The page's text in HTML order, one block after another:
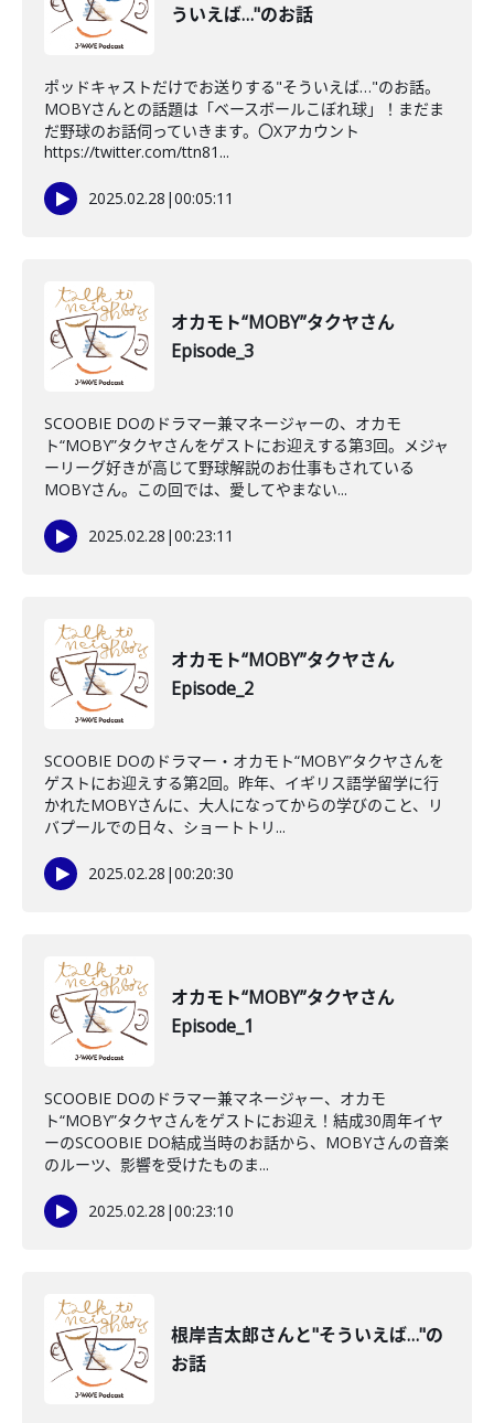
ういえば…"のお話
ポッドキャストだけでお送りする"そういえば…"のお話。
MOBYさんとの話題は「ベースボールこぼれ球」！まだま
だ野球のお話伺っていきます。〇Xアカウント
https://twitter.com/ttn81...
2025.02.28 |00:05:11
オカモト“MOBY”タクヤさん
Episode_3
SCOOBIE DOのドラマー兼マネージャーの、オカモ
ト“MOBY”タクヤさんをゲストにお迎えする第3回。メジャ
ーリーグ好きが高じて野球解説のお仕事もされている
MOBYさん。この回では、愛してやまない...
2025.02.28 |00:23:11
オカモト“MOBY”タクヤさん
Episode_2
SCOOBIE DOのドラマー・オカモト“MOBY”タクヤさんを
ゲストにお迎えする第2回。昨年、イギリス語学留学に行
かれたMOBYさんに、大人になってからの学びのこと、リ
バプールでの日々、ショートトリ...
2025.02.28 |00:20:30
オカモト“MOBY”タクヤさん
Episode_1
SCOOBIE DOのドラマー兼マネージャー、オカモ
ト“MOBY”タクヤさんをゲストにお迎え！結成30周年イヤ
ーのSCOOBIE DO結成当時のお話から、MOBYさんの音楽
のルーツ、影響を受けたものま...
2025.02.28 |00:23:10
根岸吉太郎さんと"そういえば…"の
お話